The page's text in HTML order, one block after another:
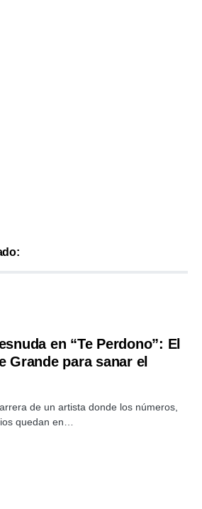
en “Te Perdono”: El
Grande para sanar el
de un artista donde los números,
quedan en…